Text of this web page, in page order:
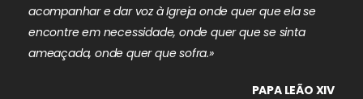
acompanhar e dar voz à Igreja onde quer que ela se
encontre em necessidade, onde quer que se sinta
ameaçada, onde quer que sofra.»
PAPA LEÃO XIV